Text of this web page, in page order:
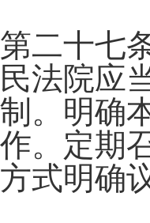
第二十七
民法院应
制。明确
作。定期
方式明确